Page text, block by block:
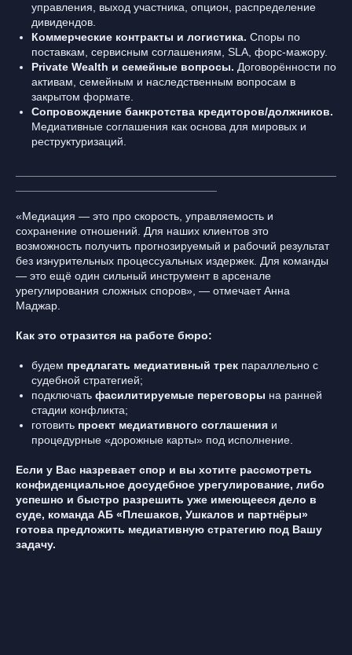
управления, выход участника, опцион, распределение
дивидендов.
Коммерческие контракты и логистика. Споры по
поставкам, сервисным соглашениям, SLA, форс-мажору.
Private Wealth и семейные вопросы. Договорённости по
активам, семейным и наследственным вопросам в
закрытом формате.
Сопровождение банкротства кредиторов/должников.
Медиативные соглашения как основа для мировых и
реструктуризаций.
«Медиация — это про скорость, управляемость и
сохранение отношений. Для наших клиентов это
возможность получить прогнозируемый и рабочий результат
без изнурительных процессуальных издержек. Для команды
— это ещё один сильный инструмент в арсенале
урегулирования сложных споров», — отмечает Анна
Маджар.
Как это отразится на работе бюро:
будем предлагать медиативный трек параллельно с
судебной стратегией;
подключать фасилитируемые переговоры на ранней
стадии конфликта;
готовить проект медиативного соглашения и
процедурные «дорожные карты» под исполнение.
Если у Вас назревает спор и вы хотите рассмотреть
конфиденциальное досудебное урегулирование, либо
успешно и быстро разрешить уже имеющееся дело в
суде, команда АБ «Плешаков, Ушкалов и партнёры»
готова предложить медиативную стратегию под Вашу
задачу.